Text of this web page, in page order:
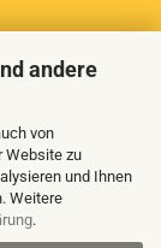
andere
von
Website zu
und Ihnen
Weitere
.